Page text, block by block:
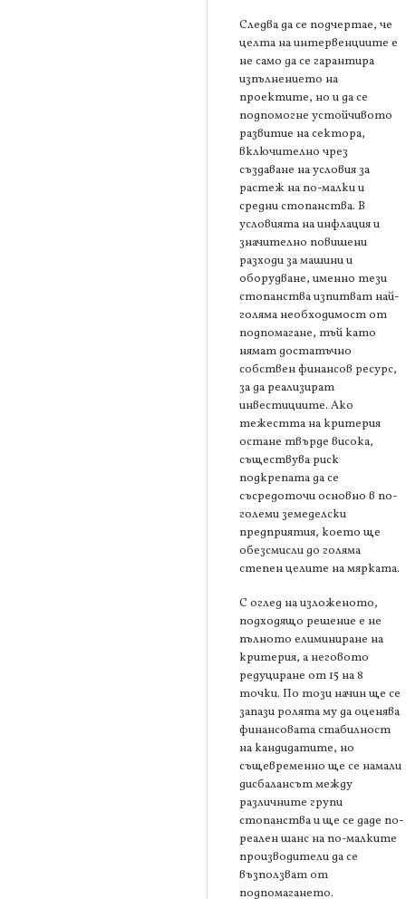
Следва да се подчертае, че
целта на интервенциите е
не само да се гарантира
изпълнението на
проектите, но и да се
подпомогне устойчивото
развитие на сектора,
включително чрез
създаване на условия за
растеж на по-малки и
средни стопанства. В
условията на инфлация и
значително повишени
разходи за машини и
оборудване, именно тези
стопанства изпитват най-
голяма необходимост от
подпомагане, тъй като
нямат достатъчно
собствен финансов ресурс,
за да реализират
инвестициите. Ако
тежестта на критерия
остане твърде висока,
съществува риск
подкрепата да се
съсредоточи основно в по-
големи земеделски
предприятия, което ще
обезсмисли до голяма
степен целите на мярката.
С оглед на изложеното,
подходящо решение е не
пълното елиминиране на
критерия, а неговото
редуциране от 15 на 8
точки. По този начин ще се
запази ролята му да оценява
финансовата стабилност
на кандидатите, но
същевременно ще се намали
дисбалансът между
различните групи
стопанства и ще се даде по-
реален шанс на по-малките
производители да се
възползват от
подпомагането.